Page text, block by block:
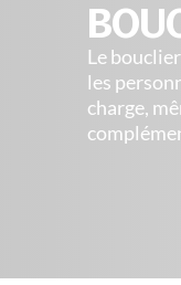
Le
les
charge,